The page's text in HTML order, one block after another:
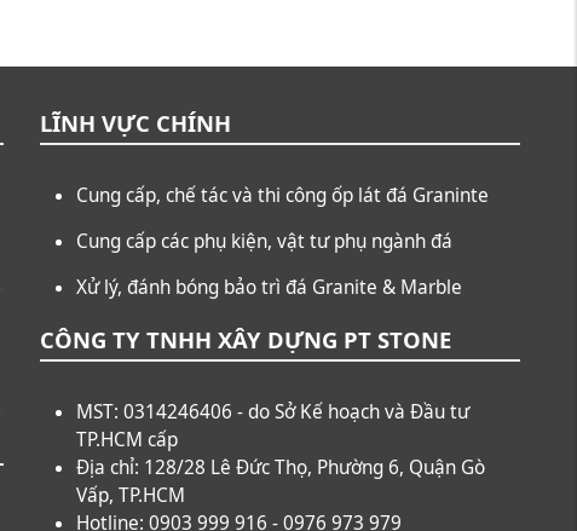
LĨNH VỰC CHÍNH
Cung cấp, chế tác và thi công ốp lát đá Graninte
Cung cấp các phụ kiện, vật tư phụ ngành đá
Xử lý, đánh bóng bảo trì đá Granite & Marble
CÔNG TY TNHH XÂY DỰNG PT STONE
MST: 0314246406 - do Sở Kế hoạch và Đầu tư
TP.HCM cấp
Địa chỉ: 128/28 Lê Đức Thọ, Phường 6, Quận Gò
Vấp, TP.HCM
Hotline: 0903 999 916 - 0976 973 979